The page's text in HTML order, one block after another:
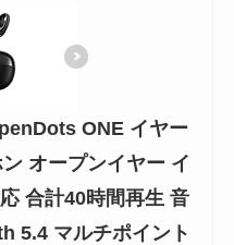
ONE イヤー
オープンイヤー イ
合計40時間再生 音
5.4 マルチポイント